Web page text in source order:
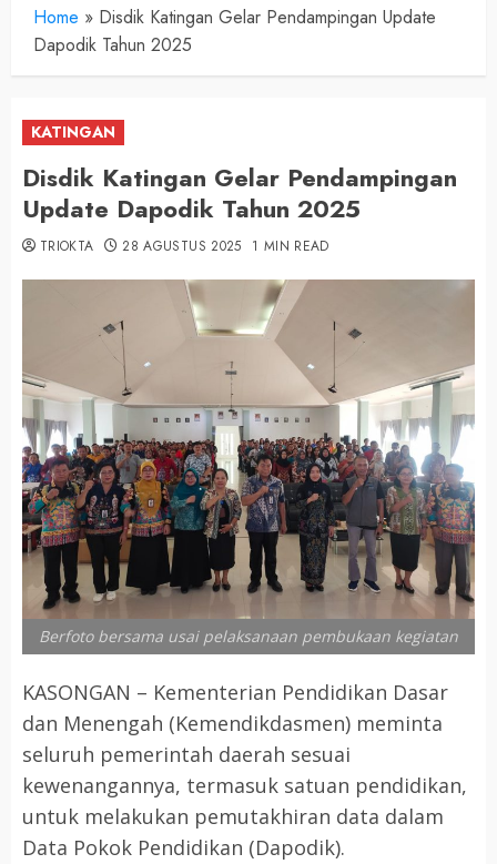
Home » Disdik Katingan Gelar Pendampingan Update
Dapodik Tahun 2025
KATINGAN
Disdik Katingan Gelar Pendampingan
Update Dapodik Tahun 2025
TRIOKTA 28 AGUSTUS 2025 1 MIN READ
Berfoto bersama usai pelaksanaan pembukaan kegiatan
KASONGAN – Kementerian Pendidikan Dasar
dan Menengah (Kemendikdasmen) meminta
seluruh pemerintah daerah sesuai
kewenangannya, termasuk satuan pendidikan,
untuk melakukan pemutakhiran data dalam
Data Pokok Pendidikan (Dapodik).